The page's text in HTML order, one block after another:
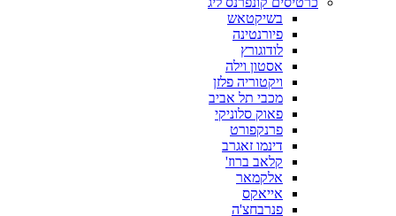
בשיקטאש
פיורנטינה
לודוגורץ
אסטון וילה
ויקטוריה פלזן
מכבי תל אביב
פאוק סלוניקי
פרנקפורט
דינמו זאגרב
קלאב ברוז'
אלקמאר
אייאקס
פנרבחצ'ה